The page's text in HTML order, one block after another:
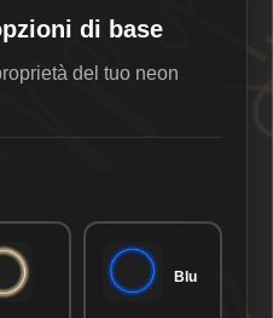
di base
del tuo neon
Blu